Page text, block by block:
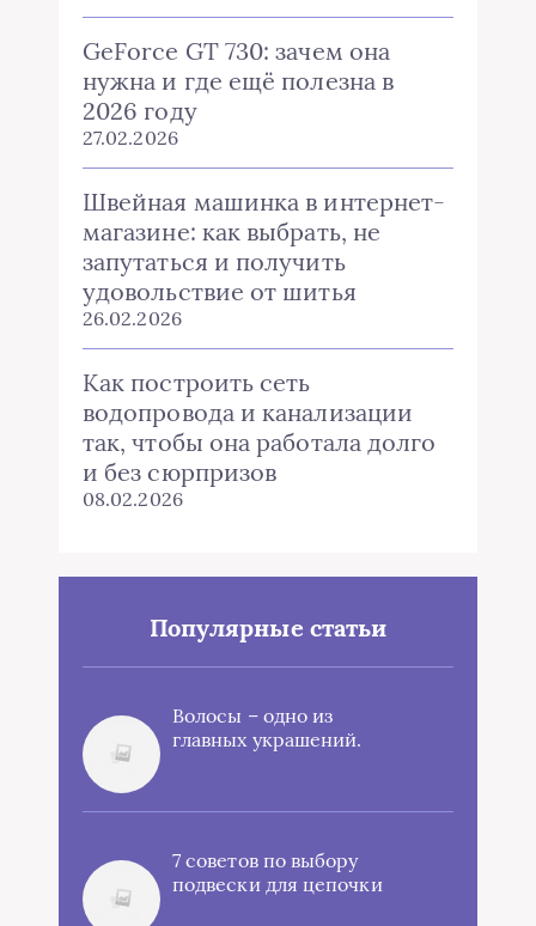
GeForce GT 730: зачем она
нужна и где ещё полезна в
2026 году
27.02.2026
Швейная машинка в интернет-
магазине: как выбрать, не
запутаться и получить
удовольствие от шитья
26.02.2026
Как построить сеть
водопровода и канализации
так, чтобы она работала долго
и без сюрпризов
08.02.2026
Популярные статьи
Волосы – одно из
главных украшений.
7 советов по выбору
подвески для цепочки